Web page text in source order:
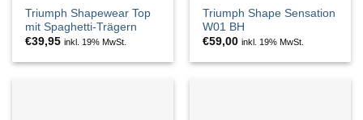
Triumph Shapewear Top
mit Spaghetti-Trägern
€39,95 inkl. 19% MwSt.
Triumph Shape Sensation
W01 BH
€59,00 inkl. 19% MwSt.